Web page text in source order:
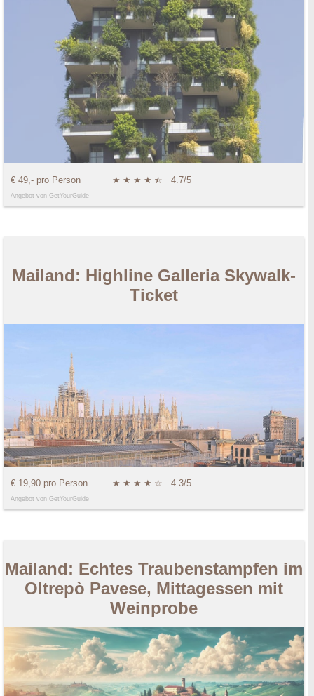
€ 49,- pro Person ★ ★ ★ ★ ★
☆ 4.7/5
Angebot von GetYourGuide
Mailand: Highline Galleria Skywalk-
Ticket
€ 19,90 pro Person ★ ★ ★ ★ ☆ 4.3/5
Angebot von GetYourGuide
Mailand: Echtes Traubenstampfen im
Oltrepò Pavese, Mittagessen mit
Weinprobe